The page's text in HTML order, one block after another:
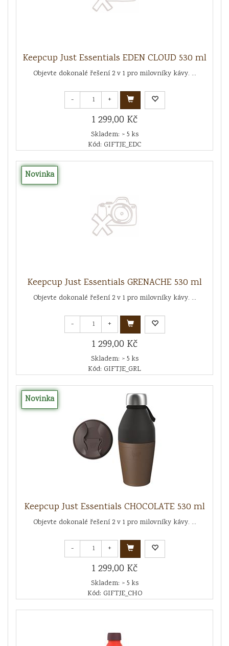
Keepcup Just Essentials EDEN CLOUD 530 ml
Objevte dokonalé řešení 2 v 1 pro milovníky kávy. ...
- +
1 299,00 Kč
Skladem: > 5 ks
Kód: GIFTJE_EDC
Novinka
Keepcup Just Essentials GRENACHE 530 ml
Objevte dokonalé řešení 2 v 1 pro milovníky kávy. ...
- +
1 299,00 Kč
Skladem: > 5 ks
Kód: GIFTJE_GRL
Novinka
Keepcup Just Essentials CHOCOLATE 530 ml
Objevte dokonalé řešení 2 v 1 pro milovníky kávy. ...
- +
1 299,00 Kč
Skladem: > 5 ks
Kód: GIFTJE_CHO